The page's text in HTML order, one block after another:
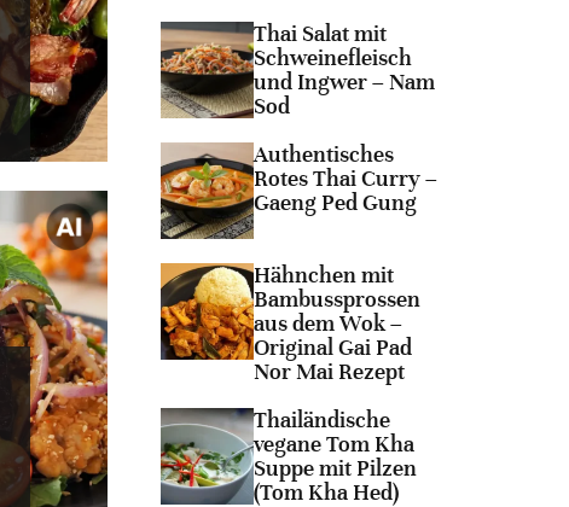
Thai Salat mit
Schweinefleisch
und Ingwer – Nam
Sod
Authentisches
Rotes Thai Curry –
Gaeng Ped Gung
Hähnchen mit
Bambussprossen
aus dem Wok –
Original Gai Pad
Nor Mai Rezept
Thailändische
vegane Tom Kha
Suppe mit Pilzen
(Tom Kha Hed)